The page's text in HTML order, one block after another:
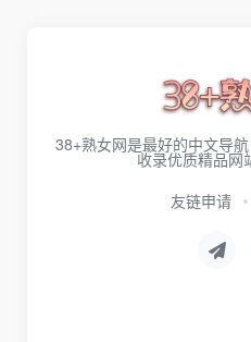
38+熟女网是最好的中文导
收录优质精品网
友链申请